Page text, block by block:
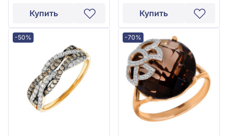
Купить Купить
-50% -70%